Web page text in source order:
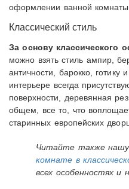
оформлении ванной комнаты.
Классический стиль
За основу классического
можно взять стиль ампир,
античности, барокко, готику
интерьере всегда
поверхности, деревянная
общем, все то, что
старинных европейских
Читайте также
комнате в
всех особенностях и